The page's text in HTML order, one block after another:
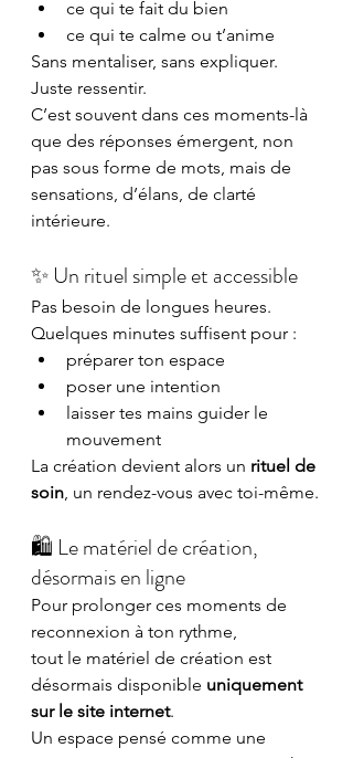
ce qui te fait du bien
ce qui te calme ou t’anime
Sans mentaliser, sans expliquer.
Juste ressentir.
C’est souvent dans ces moments-là
que des réponses émergent, non
pas sous forme de mots, mais de
sensations, d’élans, de clarté
intérieure.
✨ Un rituel simple et accessible
Pas besoin de longues heures.
Quelques minutes suffisent pour :
préparer ton espace
poser une intention
laisser tes mains guider le
mouvement
La création devient alors un rituel de
soin, un rendez-vous avec toi-même.
🛍️ Le matériel de création,
désormais en ligne
Pour prolonger ces moments de
reconnexion à ton rythme,
tout le matériel de création est
désormais disponible uniquement
sur le site internet.
Un espace pensé comme une